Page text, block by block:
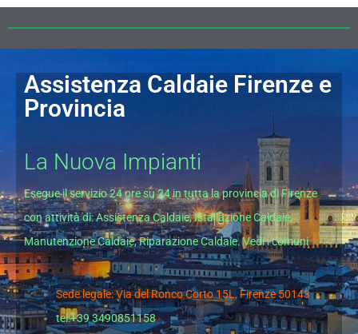
Assistenza Caldaie Firenze e
Provincia
La Nuova Impianti
Esegue il servizio 24 ore su 24 in tutta la provincia di Firenze
con attività di: Assistenza Caldaie, Istallazione Caldaie,
Manutenzione Caldaie, Riparazione Caldaie. Vedi i comuni
Sede legale: Via del Ronco Corto 15L, Firenze 50143
tel:+39 3490851158